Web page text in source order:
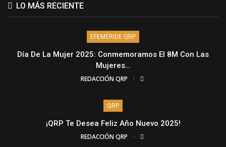
LO MÁS RECIENTE
EFEMÉRIDE QRP
Día De La Mujer 2025: Conmemoramos El 8M Con Las
Mujeres…
REDACCIÓN QRP
QRP
¡QRP Te Desea Feliz Año Nuevo 2025!
REDACCIÓN QRP